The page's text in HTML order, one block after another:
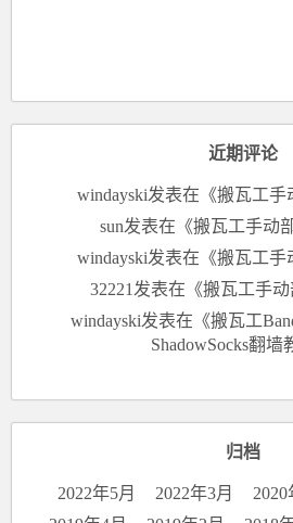
近期评论
windayski发表在《搬瓦工手
sun发表在《搬瓦工手动
windayski发表在《搬瓦工手
32221 发表在《搬瓦工手动
windayski发表在《搬瓦工
ShadowSocks翻墙
归档
2022年5月 2022年3月 2020